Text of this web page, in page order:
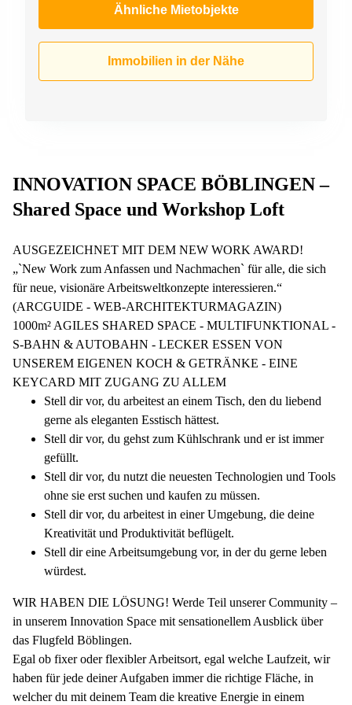
Ähnliche Mietobjekte
Immobilien in der Nähe
INNOVATION SPACE BÖBLINGEN –
Shared Space und Workshop Loft
AUSGEZEICHNET MIT DEM NEW WORK AWARD!
„`New Work zum Anfassen und Nachmachen` für alle, die sich
für neue, visionäre Arbeitsweltkonzepte interessieren.“
(ARCGUIDE - WEB-ARCHITEKTURMAGAZIN)
1000m² AGILES SHARED SPACE - MULTIFUNKTIONAL -
S-BAHN & AUTOBAHN - LECKER ESSEN VON
UNSEREM EIGENEN KOCH & GETRÄNKE - EINE
KEYCARD MIT ZUGANG ZU ALLEM
Stell dir vor, du arbeitest an einem Tisch, den du liebend
gerne als eleganten Esstisch hättest.
Stell dir vor, du gehst zum Kühlschrank und er ist immer
gefüllt.
Stell dir vor, du nutzt die neuesten Technologien und Tools
ohne sie erst suchen und kaufen zu müssen.
Stell dir vor, du arbeitest in einer Umgebung, die deine
Kreativität und Produktivität beflügelt.
Stell dir eine Arbeitsumgebung vor, in der du gerne leben
würdest.
WIR HABEN DIE LÖSUNG! Werde Teil unserer Community –
in unserem Innovation Space mit sensationellem Ausblick über
das Flugfeld Böblingen.
Egal ob fixer oder flexibler Arbeitsort, egal welche Laufzeit, wir
haben für jede deiner Aufgaben immer die richtige Fläche, in
welcher du mit deinem Team die kreative Energie in einem